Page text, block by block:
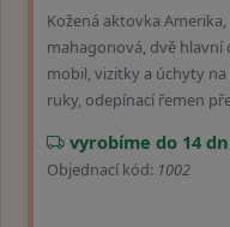
Kožená aktovka
mahagonová, dvě hlavní
mobil, vizitky a úchyty
ruky, odepínací řemen
vyrobíme do 14
Objednací kód: 1002